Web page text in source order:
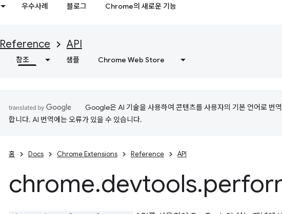
우수사례 블로그 Chrome의 새로운 기능
Reference API
참조 샘플 Chrome Web Store
Google은 AI 기술을 사용하여 콘텐츠를 사용자의 기본 언어로 번역
합니다. AI 번역에는 오류가 있을 수 있습니다.
홈 Docs Chrome Extensions Reference API
chrome.devtools.